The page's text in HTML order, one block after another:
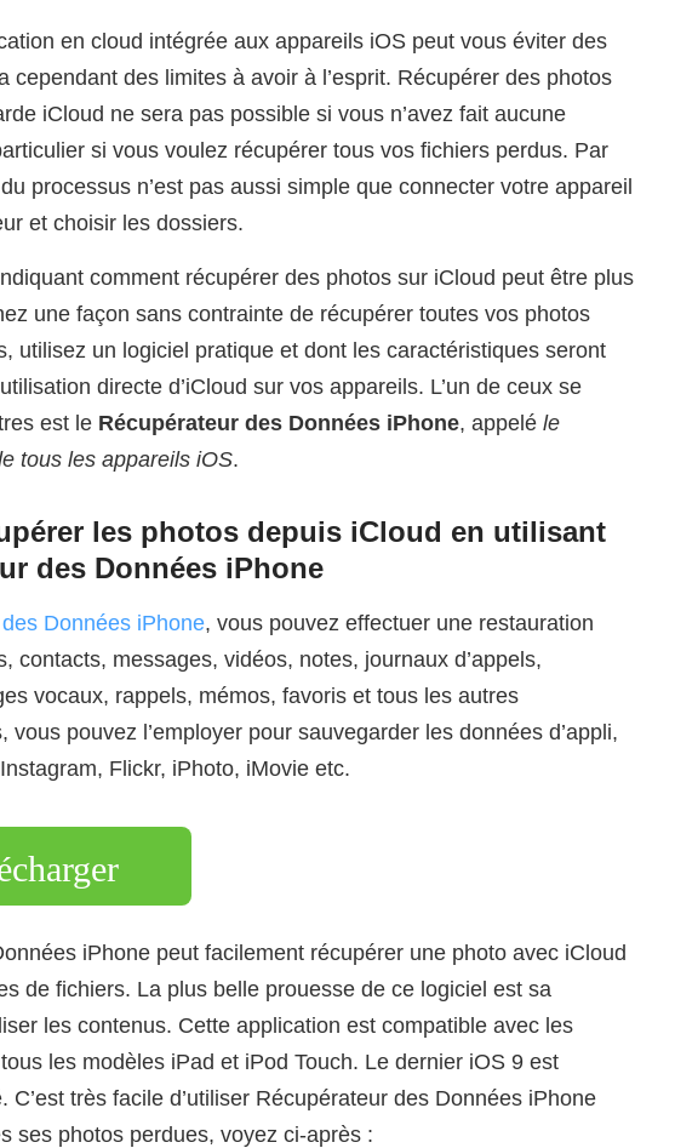
en cloud intégrée aux appareils iOS peut vous éviter des
cependant des limites à avoir à l’esprit. Récupérer des photos
iCloud ne sera pas possible si vous n’avez fait aucune
si vous voulez récupérer tous vos fichiers perdus. Par
processus n’est pas aussi simple que connecter votre appareil
et choisir les dossiers.
comment récupérer des photos sur iCloud peut être plus
une façon sans contrainte de récupérer toutes vos photos
utilisez un logiciel pratique et dont les caractéristiques seront
directe d’iCloud sur vos appareils. L’un de ceux se
est le Récupérateur des Données iPhone, appelé le
tous les appareils iOS.
les photos depuis iCloud en utilisant
des Données iPhone
Données iPhone, vous pouvez effectuer une restauration
contacts, messages, vidéos, notes, journaux d’appels,
vocaux, rappels, mémos, favoris et tous les autres
vous pouvez l’employer pour sauvegarder les données d’appli,
Flickr, iPhoto, iMovie etc.
iPhone peut facilement récupérer une photo avec iCloud
de fichiers. La plus belle prouesse de ce logiciel est sa
les contenus. Cette application est compatible avec les
les modèles iPad et iPod Touch. Le dernier iOS 9 est
C’est très facile d’utiliser Récupérateur des Données iPhone
ses photos perdues, voyez ci-après :